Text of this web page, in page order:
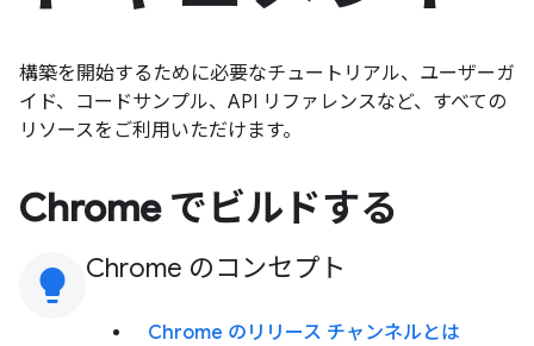
構築を開始するために必要なチュートリアル、ユーザーガ
イド、コードサンプル、API リファレンスなど、すべての
リソースをご利用いただけます。
Chrome でビルドする
lightbulb Chrome のコンセプト
Chrome のリリース チャンネルとは